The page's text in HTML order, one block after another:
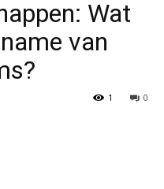
Wat
van
0
1